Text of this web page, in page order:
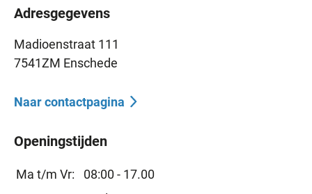
Adresgegevens
Madioenstraat 111
7541ZM Enschede
Naar contactpagina
Openingstijden
Ma t/m Vr:
08:00 - 17.00